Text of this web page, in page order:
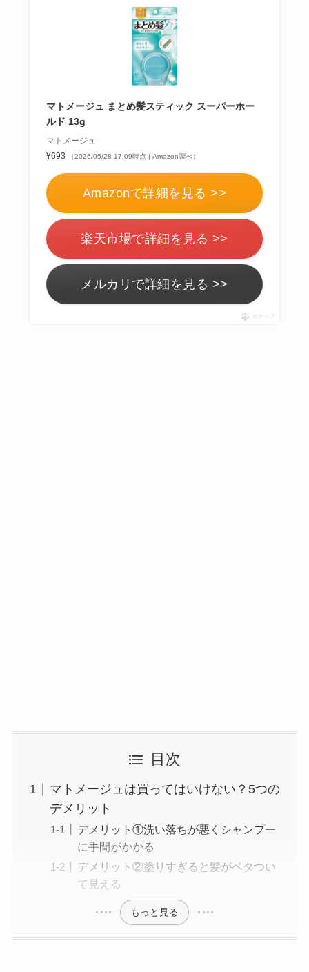
マトメージュ まとめ髪スティック スーパーホー
ルド 13g
マトメージュ
¥693
（2026/05/28 17:09時点 | Amazon調べ）
Amazonで詳細を見る >>
楽天市場で詳細を見る >>
メルカリで詳細を見る >>
ポチップ
目次
マトメージュは買ってはいけない？5つの
デメリット
デメリット①洗い落ちが悪くシャンプー
に手間がかかる
デメリット②塗りすぎると髪がベタつい
て見える
もっと見る